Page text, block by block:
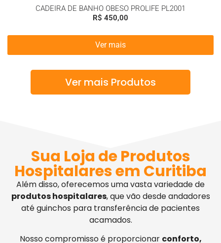
CADEIRA DE BANHO OBESO PROLIFE PL2001
R$ 450,00
Ver mais
Ver mais Produtos
Sua Loja de Produtos
Hospitalares em Curitiba
Além disso, oferecemos uma vasta variedade de
produtos hospitalares, que vão desde andadores
até guinchos para transferência de pacientes
acamados.
Nosso compromisso é proporcionar conforto,